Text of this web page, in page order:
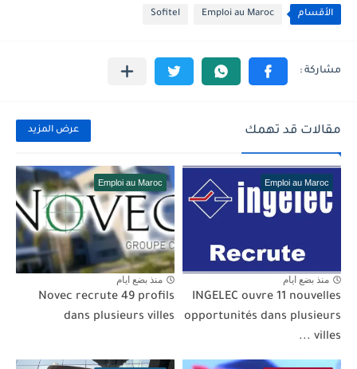
الأقسام Emploi au Maroc
Sofitel
مقالات قد تهمك عرض المزيد
Emploi au Maroc
منذ بضع ايام
INGELEC ouvre 11 nouvelles
opportunités dans plusieurs
villes ...
Emploi au Maroc
منذ بضع ايام
Novec recrute 49 profils
dans plusieurs villes